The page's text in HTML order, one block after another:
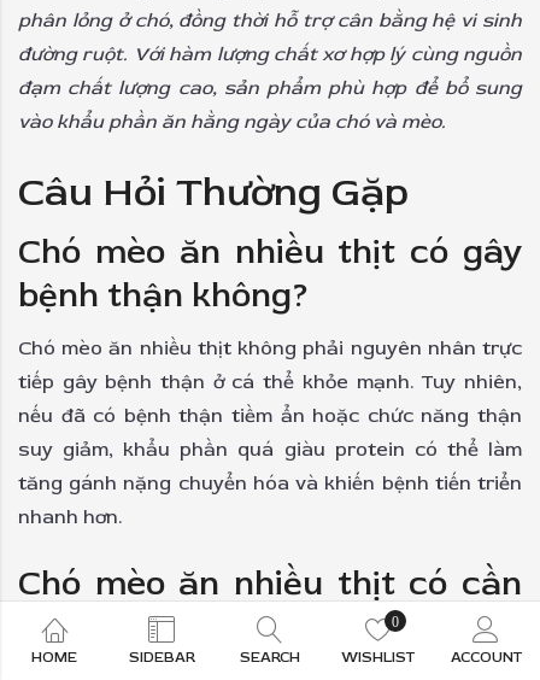
phân lỏng ở chó, đồng thời hỗ trợ cân bằng hệ vi sinh
đường ruột. Với hàm lượng chất xơ hợp lý cùng nguồn
đạm chất lượng cao, sản phẩm phù hợp để bổ sung
vào khẩu phần ăn hằng ngày của chó và mèo.
Câu Hỏi Thường Gặp
Chó mèo ăn nhiều thịt có gây
bệnh thận không?
Chó mèo ăn nhiều thịt không phải nguyên nhân trực
tiếp gây bệnh thận ở cá thể khỏe mạnh. Tuy nhiên,
nếu đã có bệnh thận tiềm ẩn hoặc chức năng thận
suy giảm, khẩu phần quá giàu protein có thể làm
tăng gánh nặng chuyển hóa và khiến bệnh tiến triển
nhanh hơn.
Chó mèo ăn nhiều thịt có cần
bổ sung thêm dưỡng chất khác
không?
HOME SIDEBAR SEARCH
0
WISHLIST ACCOUNT